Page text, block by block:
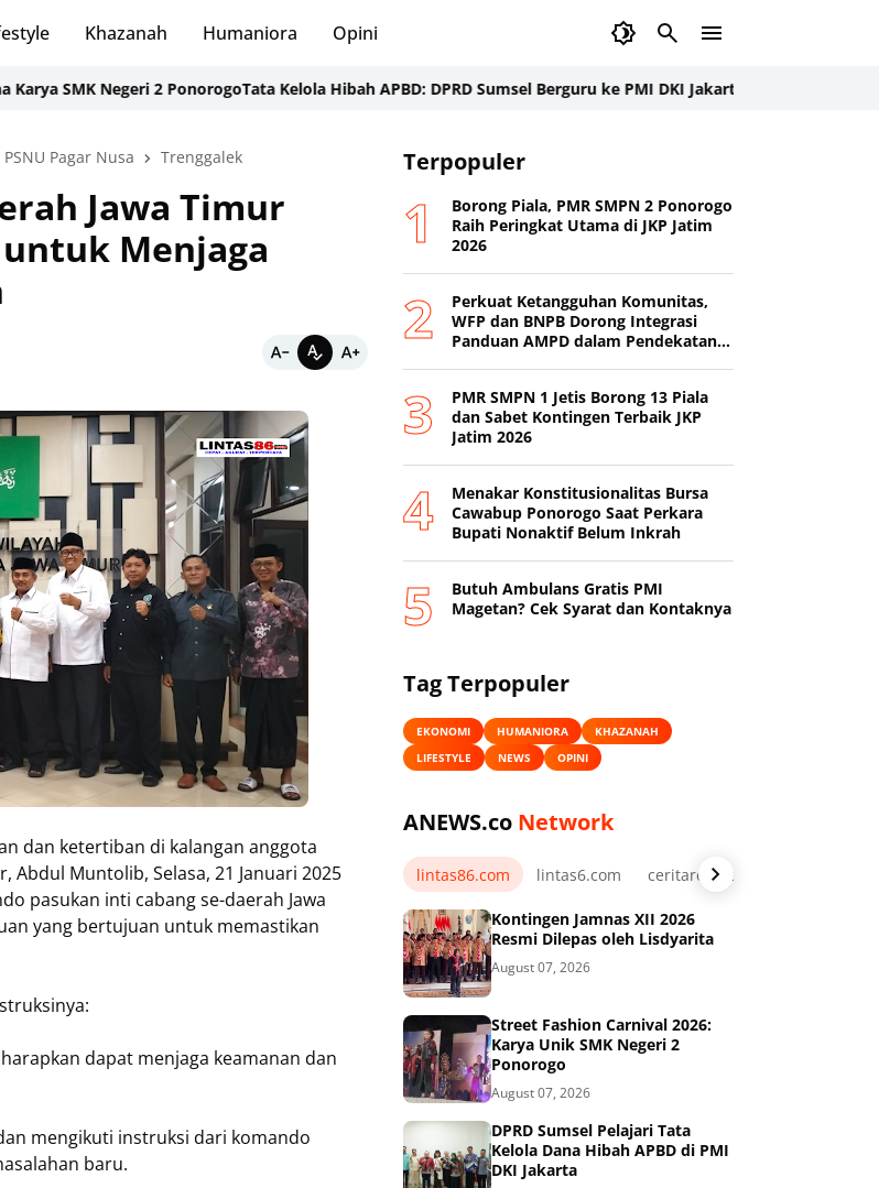
Khazanah Humaniora Opini
Negeri 2 PonorogoTata Kelola Hibah APBD: DPRD Sumsel Berguru ke PMI DKI JakartaRahasia Bisnis Es Teh
PSNU Pagar Nusa Trenggalek
Jawa Timur
Menjaga
dan ketertiban di kalangan anggota
Abdul Muntolib, Selasa, 21 Januari 2025
pasukan inti cabang se-daerah Jawa
yang bertujuan untuk memastikan
dapat menjaga keamanan dan
mengikuti instruksi dari komando
baru.
Terpopuler
Borong Piala, PMR SMPN 2 Ponorogo
Raih Peringkat Utama di JKP Jatim
2026
Perkuat Ketangguhan Komunitas,
WFP dan BNPB Dorong Integrasi
Panduan AMPD dalam Pendekatan
PMR SMPN 1 Jetis Borong 13 Piala
dan Sabet Kontingen Terbaik JKP
Jatim 2026
Menakar Konstitusionalitas Bursa
Cawabup Ponorogo Saat Perkara
Bupati Nonaktif Belum Inkrah
Butuh Ambulans Gratis PMI
Magetan? Cek Syarat dan Kontaknya
Tag Terpopuler
EKONOMI HUMANIORA
KHAZANAH
LIFESTYLE
NEWS OPINI
ANEWS.co Network
lintas86.com lintas6.com ceritarelawan.my.id
Kontingen Jamnas XII 2026
Resmi Dilepas oleh Lisdyarita
August 07, 2026
Street Fashion Carnival 2026:
Karya Unik SMK Negeri 2
Ponorogo
August 07, 2026
DPRD Sumsel Pelajari Tata
Kelola Dana Hibah APBD di PMI
DKI Jakarta